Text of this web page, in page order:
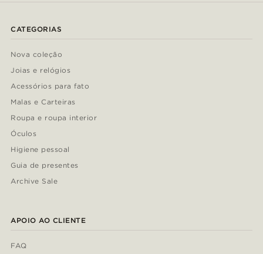
CATEGORIAS
Nova coleção
Joias e relógios
Acessórios para fato
Malas e Carteiras
Roupa e roupa interior
Óculos
Higiene pessoal
Guia de presentes
Archive Sale
APOIO AO CLIENTE
FAQ